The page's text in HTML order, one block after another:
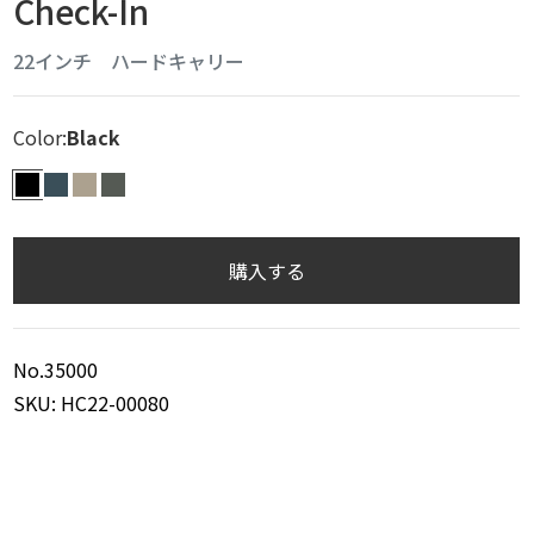
Check-In
22インチ ハードキャリー
Color:Black
BLKINDGSANDCHAR
購入する
No.35000
SKU: HC22-00080